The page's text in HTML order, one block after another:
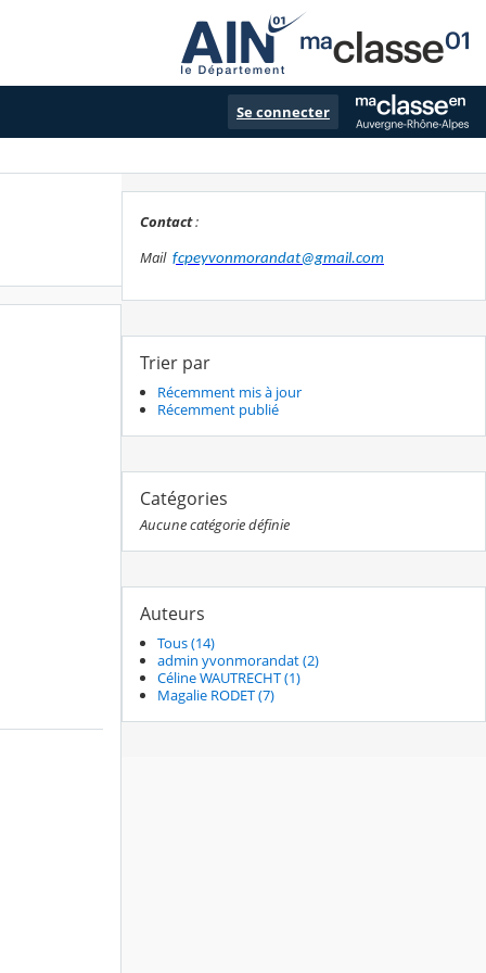
Se connecter
Contact:
Mail fcpeyvonmorandat@gmail.com
Trier par
Récemment mis à jour
Récemment publié
Catégories
Aucune catégorie définie
Auteurs
Tous (14)
admin yvonmorandat (2)
Céline WAUTRECHT (1)
Magalie RODET (7)